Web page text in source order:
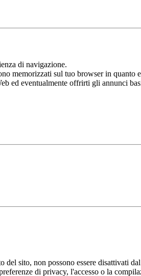
di navigazione.
memorizzati sul tuo browser in
ed eventualmente offrirti gli annunci
sito, non possono essere disattivati
di privacy, l'accesso o la